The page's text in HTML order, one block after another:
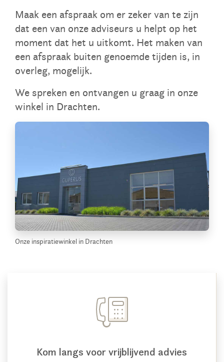
Maak een afspraak om er zeker van te zijn
dat een van onze adviseurs u helpt op het
moment dat het u uitkomt. Het maken van
een afspraak buiten genoemde tijden is, in
overleg, mogelijk.
We spreken en ontvangen u graag in onze
winkel in Drachten.
Onze inspiratiewinkel in Drachten
Kom langs voor vrijblijvend advies